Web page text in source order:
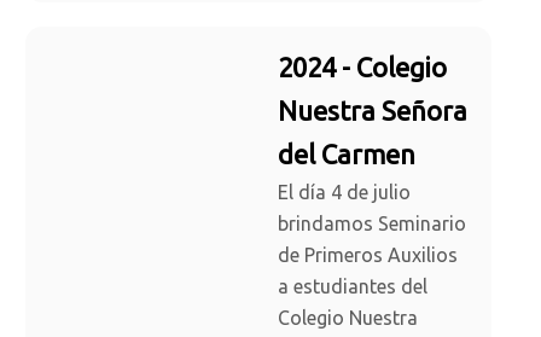
2024 - Colegio
Nuestra Señora
del Carmen
El día 4 de julio
brindamos Seminario
de Primeros Auxilios
a estudiantes del
Colegio Nuestra